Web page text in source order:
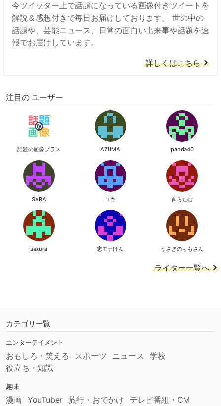
今ツイッター上で話題になっている画像付きツイートを
解説＆感想付きで毎日お届けしております。 世の中の
話題や、芸能ニュース、日常の面白い出来事や話題を速
報でお届けしています。
詳しくはこちら
注目の ユーザー
話題の画像プラス AZUMA panda40
SARA ユキ きらたむ
sakura 志モナけん うさぎのももさん
ライター一覧へ
カテゴリ一覧
エンターテイメント
おもしろ・笑える スポーツ ニュース
学校
役立ち・知識
趣味
漫画 YouTuber 旅行・おでかけ
テレビ番組・CM